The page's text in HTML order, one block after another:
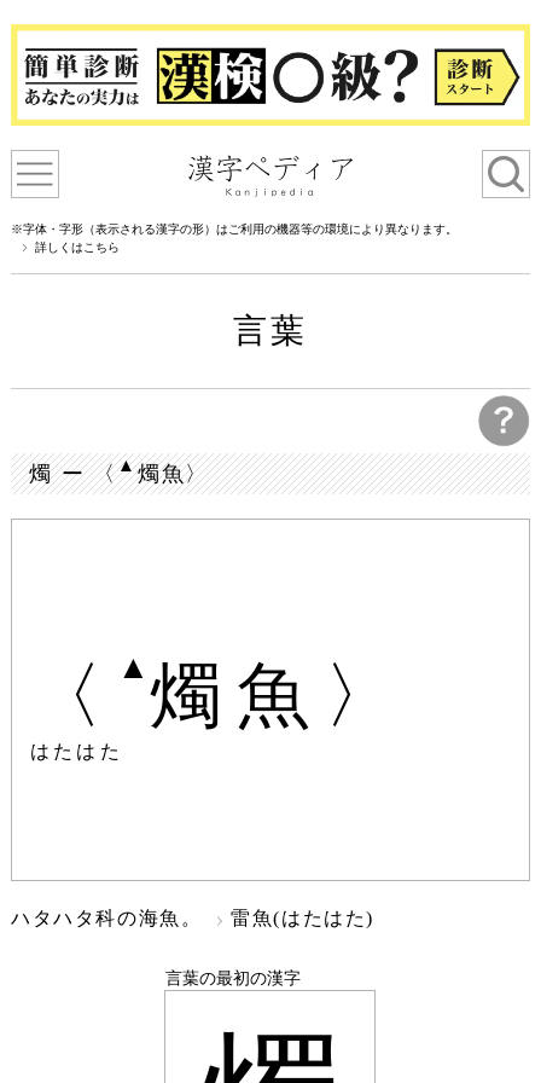
※字体・字形（表示される漢字の形）はご利用の機器等の環境により異なります。
詳しくはこちら
言葉
燭 ー 〈▲燭魚〉
〈 ▲ 燭魚〉
はたはた
ハタハタ科の海魚。 雷魚(はたはた)
言葉の最初の漢字